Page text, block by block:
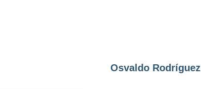
Osvaldo Rodríguez